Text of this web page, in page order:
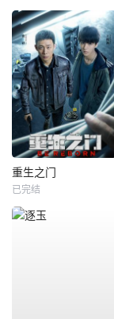
重生之门
已完结